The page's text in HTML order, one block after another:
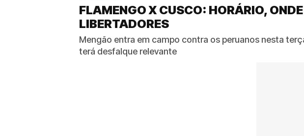
FLAMENGO X CUSCO: HORÁRIO,
LIBERTADORES
Mengão entra em campo contra os peruanos nesta
terá desfalque relevante